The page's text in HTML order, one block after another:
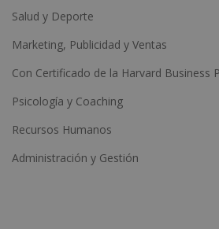
Salud y Deporte
Marketing, Publicidad y Ventas
Con Certificado de la Harvard Business
Psicología y Coaching
Recursos Humanos
Administración y Gestión